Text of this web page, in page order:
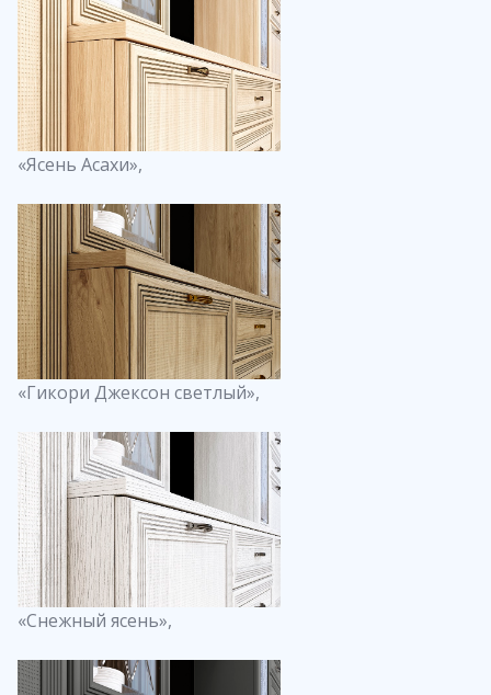
«Ясень Асахи»,
«Гикори Джексон светлый»,
«Снежный ясень»,